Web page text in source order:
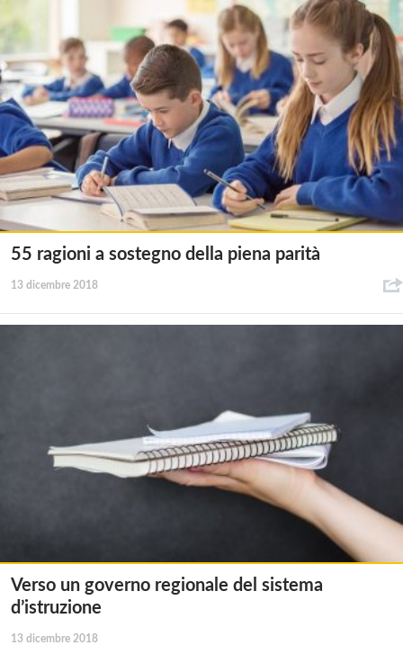
55 ragioni a sostegno della piena parità
13 dicembre 2018
Verso un governo regionale del sistema
d’istruzione
13 dicembre 2018